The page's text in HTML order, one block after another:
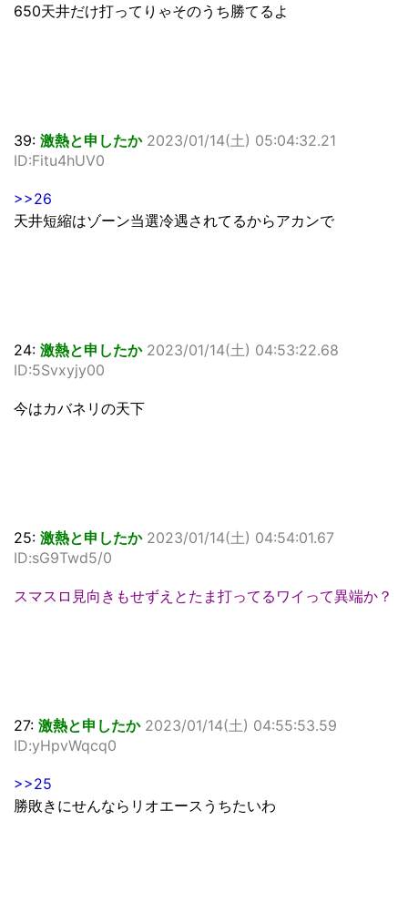
650天井だけ打ってりゃそのうち勝てるよ
39: 激熱と申したか 2023/01/14(土) 05:04:32.21
ID:Fitu4hUV0
>>26
天井短縮はゾーン当選冷遇されてるからアカンで
24: 激熱と申したか 2023/01/14(土) 04:53:22.68
ID:5Svxyjy00
今はカバネリの天下
25: 激熱と申したか 2023/01/14(土) 04:54:01.67
ID:sG9Twd5/0
スマスロ見向きもせずえとたま打ってるワイって異端か？
27: 激熱と申したか 2023/01/14(土) 04:55:53.59
ID:yHpvWqcq0
>>25
勝敗きにせんならリオエースうちたいわ